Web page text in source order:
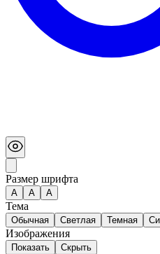
Размер шрифта
А A A
Тема
Обычная Светлая Темная
Изображения
Показать Скрыть